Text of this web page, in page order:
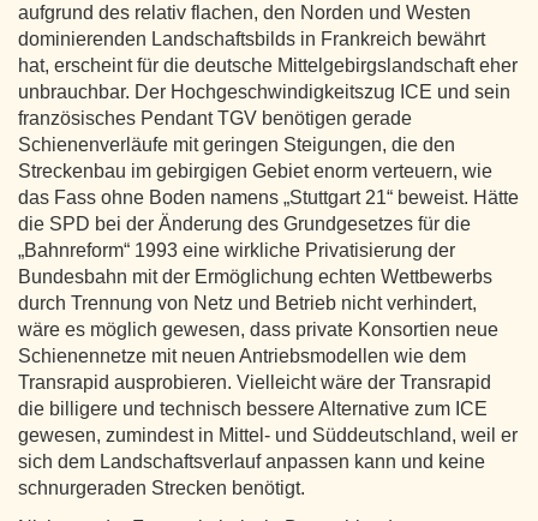
aufgrund des relativ flachen, den Norden und Westen
dominierenden Landschaftsbilds in Frankreich bewährt
hat, erscheint für die deutsche Mittelgebirgslandschaft eher
unbrauchbar. Der Hochgeschwindigkeitszug ICE und sein
französisches Pendant TGV benötigen gerade
Schienenverläufe mit geringen Steigungen, die den
Streckenbau im gebirgigen Gebiet enorm verteuern, wie
das Fass ohne Boden namens „Stuttgart 21“ beweist. Hätte
die SPD bei der Änderung des Grundgesetzes für die
„Bahnreform“ 1993 eine wirkliche Privatisierung der
Bundesbahn mit der Ermöglichung echten Wettbewerbs
durch Trennung von Netz und Betrieb nicht verhindert,
wäre es möglich gewesen, dass private Konsortien neue
Schienennetze mit neuen Antriebsmodellen wie dem
Transrapid ausprobieren. Vielleicht wäre der Transrapid
die billigere und technisch bessere Alternative zum ICE
gewesen, zumindest in Mittel- und Süddeutschland, weil er
sich dem Landschaftsverlauf anpassen kann und keine
schnurgeraden Strecken benötigt.